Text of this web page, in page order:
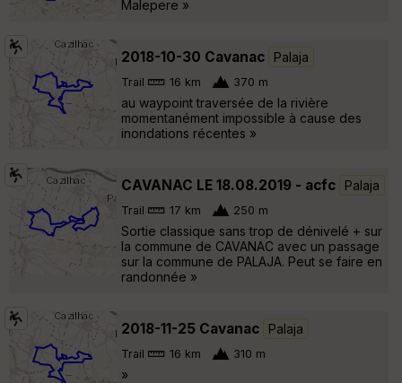
Malepere »
2018-10-30 Cavanac Palaja
Trail 16 km 370 m
au waypoint traversée de la rivière
momentanément impossible à cause des
inondations récentes »
CAVANAC LE 18.08.2019 - acfc Palaja
Trail 17 km 250 m
Sortie classique sans trop de dénivelé + sur
la commune de CAVANAC avec un passage
sur la commune de PALAJA. Peut se faire en
randonnée »
2018-11-25 Cavanac Palaja
Trail 16 km 310 m
»